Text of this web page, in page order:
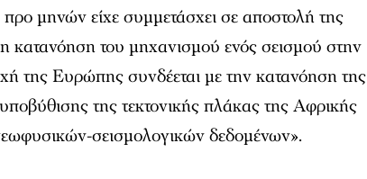
μηνών είχε συμμετάσχει σε αποστολή της
κατανόηση του μηχανισμού ενός σεισμού στην
της Ευρώπης συνδέεται με την κατανόηση της
της τεκτονικής πλάκας της Αφρικής
σεισμολογικών δεδομένων».